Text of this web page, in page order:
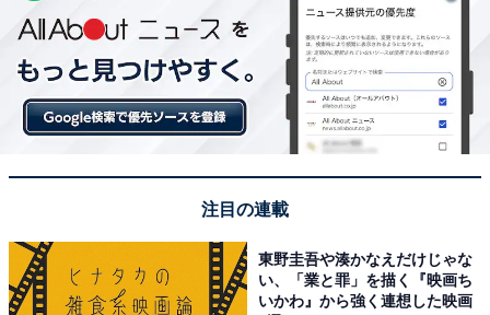
注目の連載
東野圭吾や湊かなえだけじゃな
い、「業と罪」を描く『映画ち
いかわ』から強く連想した映画